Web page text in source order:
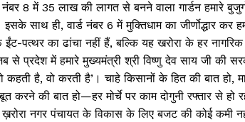
नंबर 8 में ₹35 लाख की लागत से बनने वाला गार्डन हमारे
साथ ही, वार्ड नंबर 6 में मुक्तिधाम का जीर्णोद्धार
ईंट-पत्थर का ढांचा नहीं हैं, बल्कि यह खरोरा के हर
प्रदेश में हमारे मुख्यमंत्री श्री विष्णु देव साय जी की
कहती है, वो करती है’। चाहे किसानों के हित की बात
करने की बात हो—हर मोर्चे पर काम दोगुनी रफ्तार से
नगर पंचायत के विकास के लिए बजट की कोई कमी